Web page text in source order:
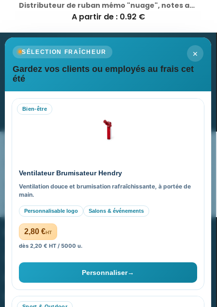
Distributeur de ruban mémo "nuage", notes autocollantes
A partir de : 0.92 €
×
SÉLECTION FRAÎCHEUR
Gardez vos clients ou employés au frais cet
été
Bien-être
Ventilateur Brumisateur Hendry
Ventilation douce et brumisation rafraîchissante, à portée de
main.
Personnalisable logo Salons & événements
2,80 €HT
dès 2,20 € HT / 5000 u.
Personnaliser→
Newsletter
Recevez nos dernières nouvelles et nos offres spéciales
Nos expertises & accompagnement global
FAQ sur Promenoch Goodies Pub France
Pourquoi ça a marché à 100% pour moi ?
PROMENOCH GOODIES
40 rue Madeleine Michelis
92 200 Neuilly